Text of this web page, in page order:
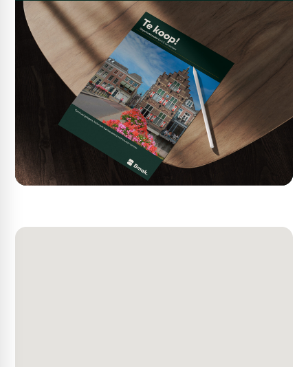
Informatie en bezichtiging
Voor meer vragen, kunt u contact met ons opnemen via
telefoonnummer (0183) 30 40 50 of mail naar
info@bmak.nl